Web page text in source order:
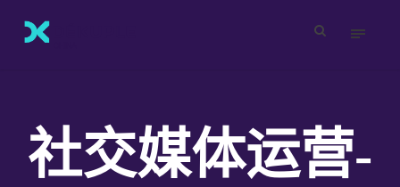
社交媒体运营-